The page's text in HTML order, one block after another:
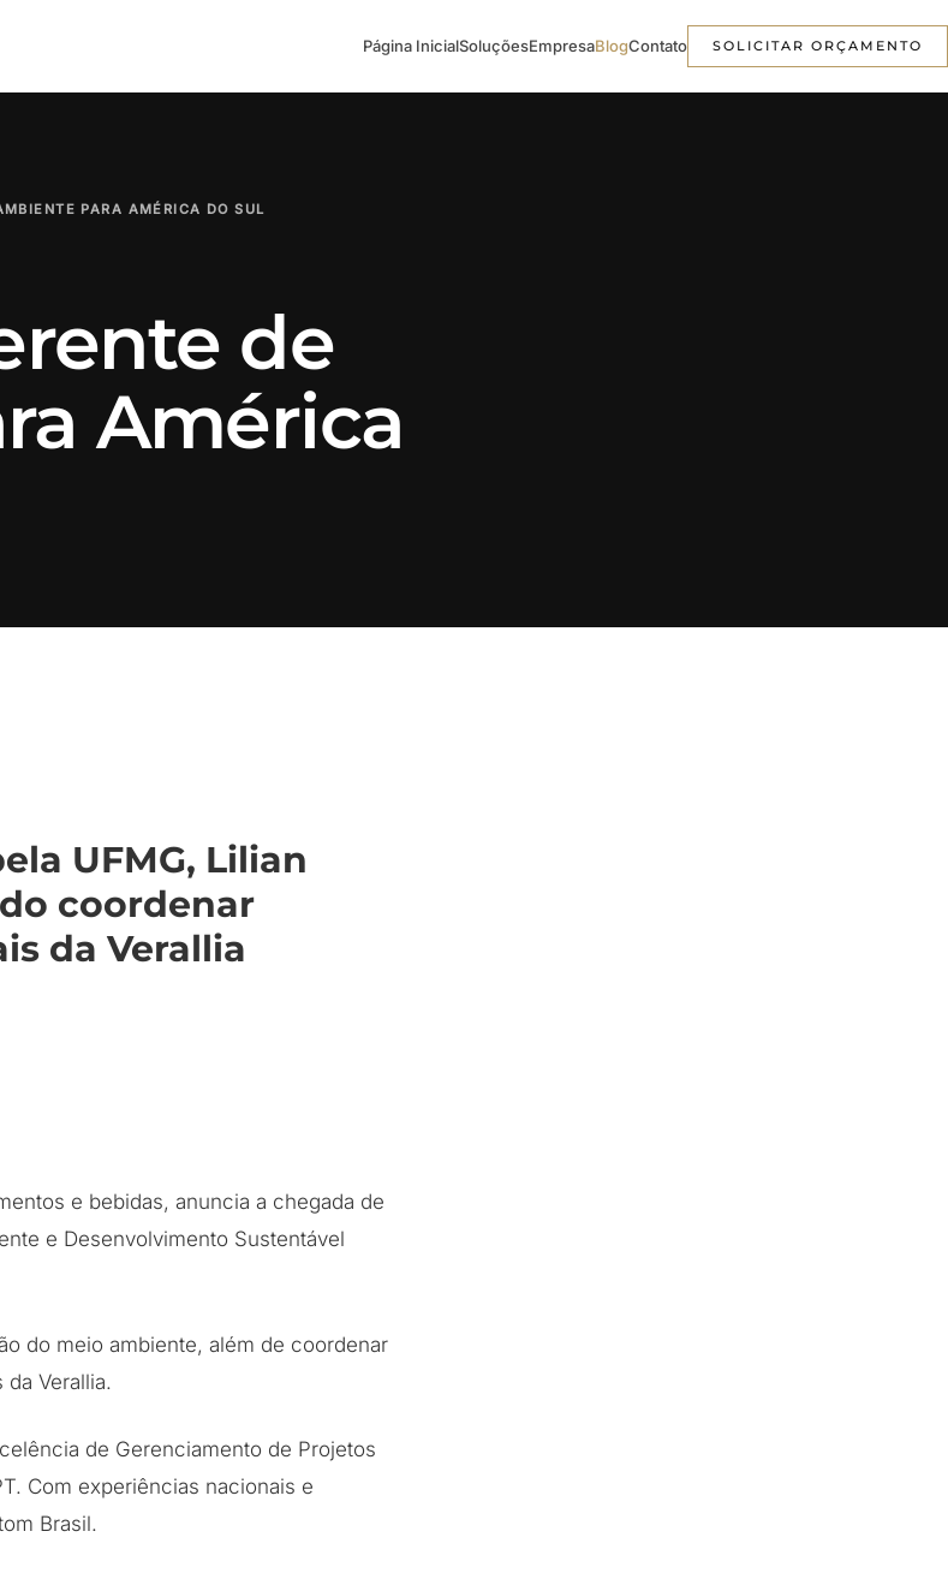
Página InicialSoluçõesEmpresaBlogContato SOLICITAR ORÇAMENTO
PARA AMÉRICA DO SUL
de
América
UFMG, Lilian
coordenar
da Verallia
e bebidas, anuncia a chegada de
e Desenvolvimento Sustentável
do meio ambiente, além de coordenar
Verallia.
de Gerenciamento de Projetos
Com experiências nacionais e
Brasil.